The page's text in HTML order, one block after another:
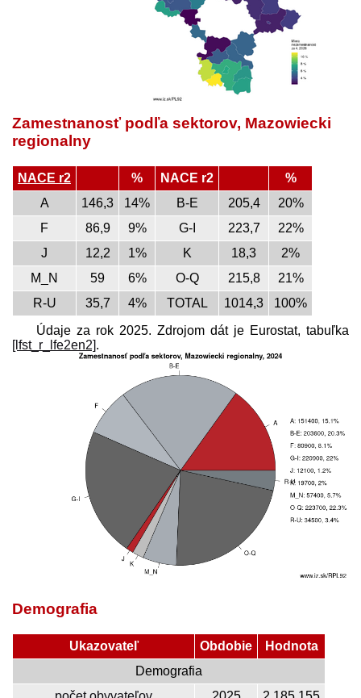
Zamestnanosť podľa sektorov, Mazowiecki
regionalny
NACE r2 % NACE r2
%
A
146,3 14% B-E 205,4
20%
F
86,9 9% G-I 223,7
22%
J
12,2 1% K 18,3
2%
M_N
59 6% O-Q 215,8
21%
R-U
35,7 4% TOTAL 1014,3
100%
Údaje za rok 2025. Zdrojom dát je Eurostat, tabuľka
[lfst_r_lfe2en2].
Demografia
Ukazovateľ Obdobie
Hodnota
Demografia